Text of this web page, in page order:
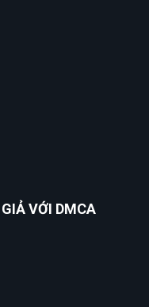
VỚI DMCA